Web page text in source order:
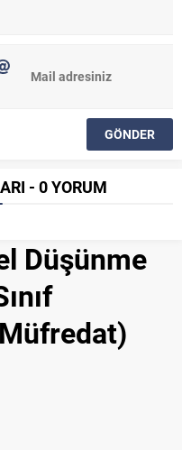
- 0 YORUM
Düşünme